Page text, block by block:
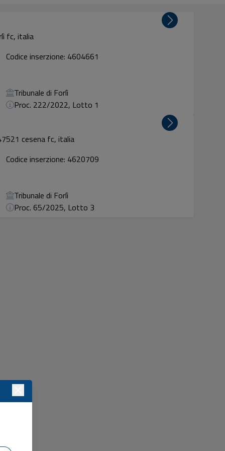
fc, italia
Codice inserzione: 4604661
Tribunale di Forlì
Proc. 222/2022, Lotto 1
cesena fc, italia
Codice inserzione: 4620709
Tribunale di Forlì
Proc. 65/2025, Lotto 3